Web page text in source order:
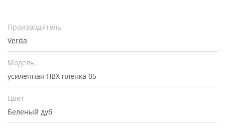
Производитель
Verda
Модель
усиленная ПВХ пленка 05
Цвет
Беленый дуб